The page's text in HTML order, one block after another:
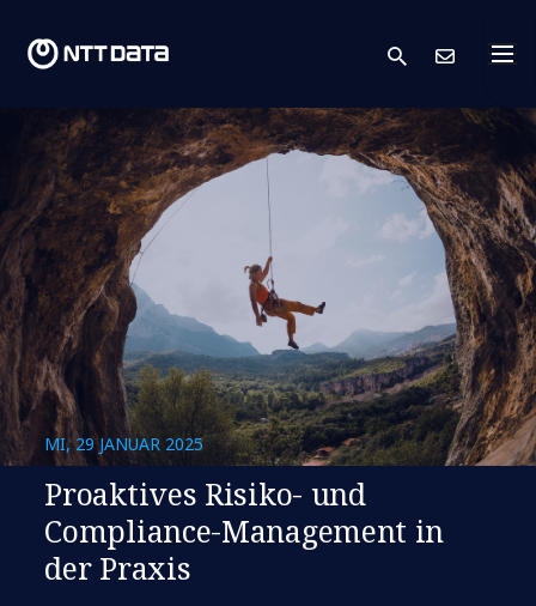
search
MI, 29 JANUAR 2025
Proaktives Risiko- und
Compliance-Management in
der Praxis